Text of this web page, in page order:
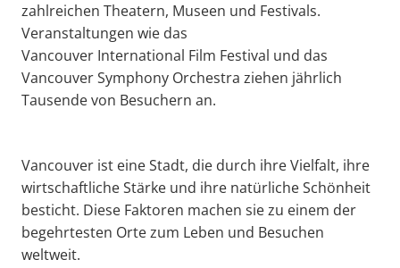
zahlreichen Theatern, Museen und Festivals.
Veranstaltungen wie das
Vancouver International Film Festival und das
Vancouver Symphony Orchestra ziehen jährlich
Tausende von Besuchern an.
Vancouver ist eine Stadt, die durch ihre Vielfalt, ihre
wirtschaftliche Stärke und ihre natürliche Schönheit
besticht. Diese Faktoren machen sie zu einem der
begehrtesten Orte zum Leben und Besuchen
weltweit.